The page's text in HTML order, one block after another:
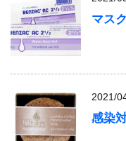
マス
2021/
感染